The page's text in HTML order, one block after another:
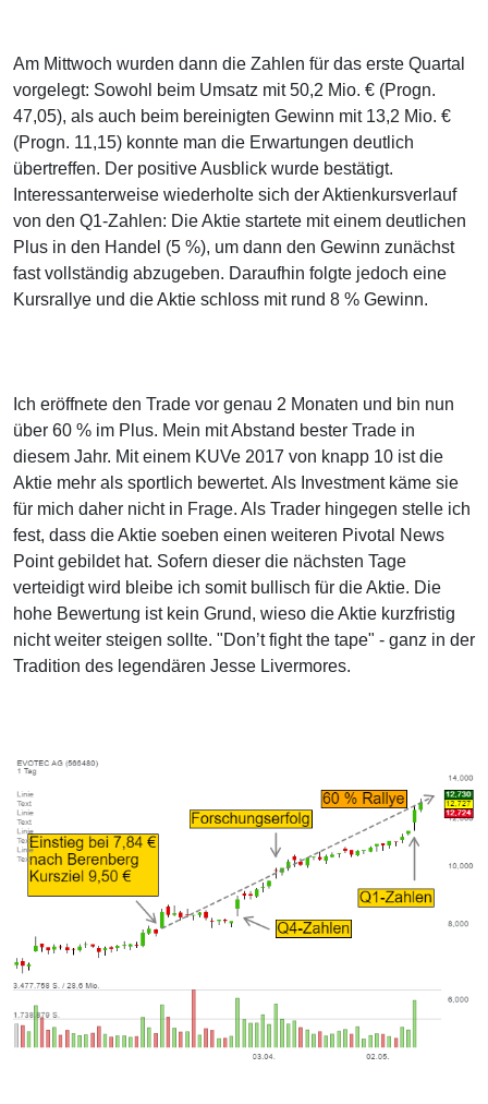
Am Mittwoch wurden dann die Zahlen für das erste Quartal
vorgelegt: Sowohl beim Umsatz mit 50,2 Mio. € (Progn.
47,05), als auch beim bereinigten Gewinn mit 13,2 Mio. €
(Progn. 11,15) konnte man die Erwartungen deutlich
übertreffen. Der positive Ausblick wurde bestätigt.
Interessanterweise wiederholte sich der Aktienkursverlauf
von den Q1-Zahlen: Die Aktie startete mit einem deutlichen
Plus in den Handel (5 %), um dann den Gewinn zunächst
fast vollständig abzugeben. Daraufhin folgte jedoch eine
Kursrallye und die Aktie schloss mit rund 8 % Gewinn.
Ich eröffnete den Trade vor genau 2 Monaten und bin nun
über 60 % im Plus. Mein mit Abstand bester Trade in
diesem Jahr. Mit einem KUVe 2017 von knapp 10 ist die
Aktie mehr als sportlich bewertet. Als Investment käme sie
für mich daher nicht in Frage. Als Trader hingegen stelle ich
fest, dass die Aktie soeben einen weiteren Pivotal News
Point gebildet hat. Sofern dieser die nächsten Tage
verteidigt wird bleibe ich somit bullisch für die Aktie. Die
hohe Bewertung ist kein Grund, wieso die Aktie kurzfristig
nicht weiter steigen sollte. "Don’t fight the tape" - ganz in der
Tradition des legendären Jesse Livermores.